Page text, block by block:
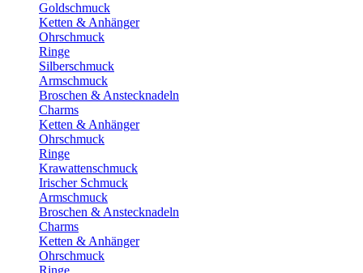
Goldschmuck
Ketten & Anhänger
Ohrschmuck
Ringe
Silberschmuck
Armschmuck
Broschen & Anstecknadeln
Charms
Ketten & Anhänger
Ohrschmuck
Ringe
Krawattenschmuck
Irischer Schmuck
Armschmuck
Broschen & Anstecknadeln
Charms
Ketten & Anhänger
Ohrschmuck
Ringe